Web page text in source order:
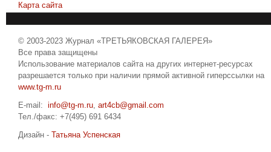
Карта сайта
© 2003-2023 Журнал «ТРЕТЬЯКОВСКАЯ ГАЛЕРЕЯ»
Все права защищены
Использование материалов сайта на других интернет-ресурсах
разрешается только при наличии прямой активной гиперссылки на
www.tg-m.ru
E-mail: info@tg-m.ru, art4cb@gmail.com
Тел./факс: +7(495) 691 6434
Дизайн - Татьяна Успенская